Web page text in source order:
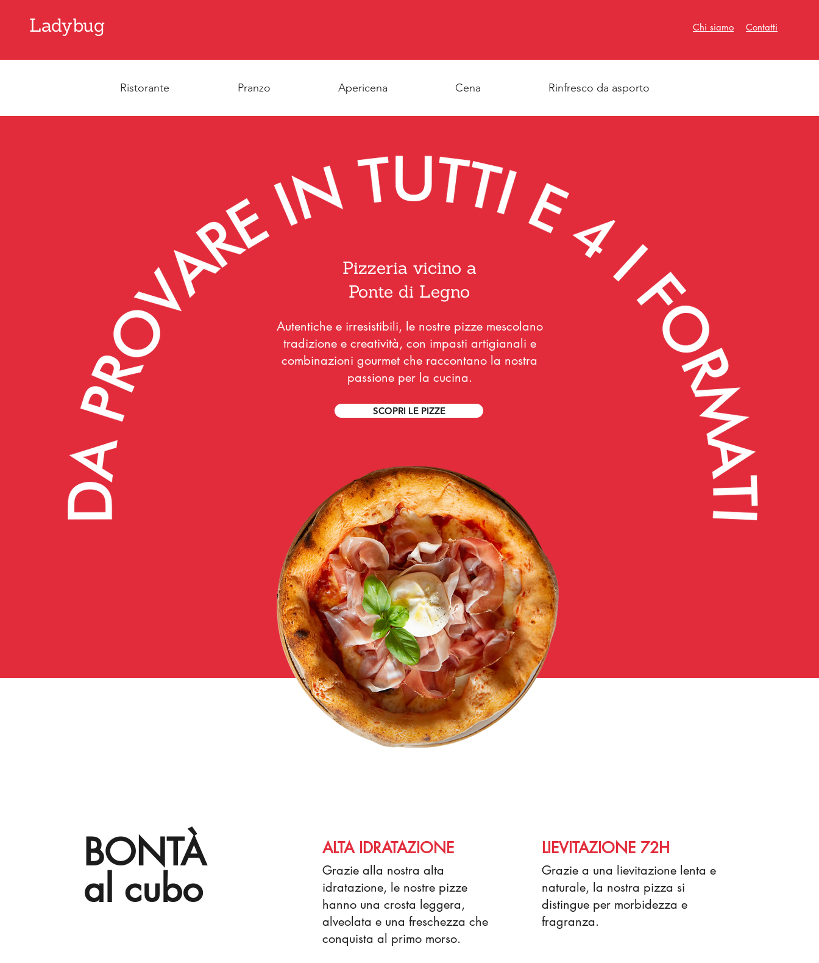
Ladybug Chi siamo Contatti
Ristorante Pranzo Apericena Cena Rinfresco da asporto
Autentiche e irresistibili, le nostre pizze mescolano
tradizione e creatività, con impasti artigianali e
combinazioni gourmet che raccontano la nostra
passione per la cucina.
Pizzeria vicino a
Ponte di Legno
SCOPRI LE PIZZE
BONTÀ
al cubo
ALTA IDRATAZIONE
Grazie alla nostra alta
idratazione, le nostre pizze
hanno una crosta leggera,
alveolata e una freschezza che
conquista al primo morso.
LIEVITAZIONE 72H
Grazie a una lievitazione lenta e
naturale, la nostra pizza si
distingue per morbidezza e
fragranza.